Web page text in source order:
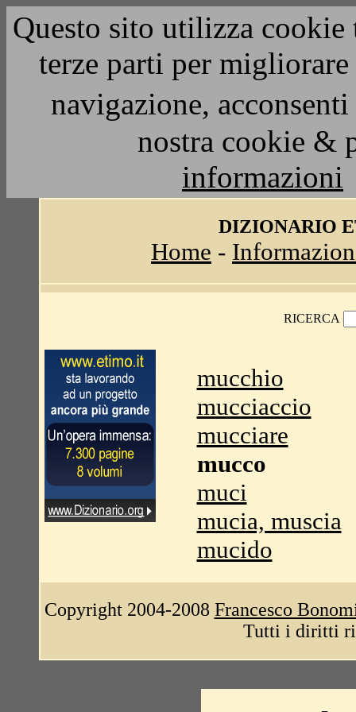
Questo sito utilizza
terze parti per
navigazione,
nostra cookie &
informazioni
DIZIONARIO
Home -
RICERCA
mucchio
mucciaccio
mucciare
mucco
muci
mucia, muscia
mucido
Copyright 2004-2008 Francesco
Tutti i diritti